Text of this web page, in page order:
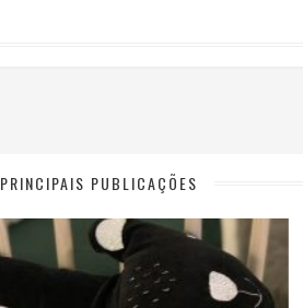
PRINCIPAIS PUBLICAÇÕES